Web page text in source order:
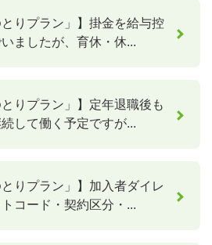
とりプラン」】掛金を給与控
ましたが、育休・休...
とりプラン」】定年退職後も
して働く予定ですが...
とりプラン」】加入者ダイレ
コード・契約区分・...